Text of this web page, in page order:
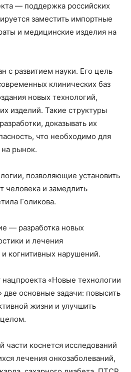
— поддержка российских
заместить импортные
и медицинские изделия на
с развитием науки. Его цель
клинических баз
новых технологий,
изделий. Такие структуры
доказывать их
что необходимо для
рынок.
позволяющие установить
человека и замедлить
Голикова.
— разработка новых
и лечения
когнитивных нарушений.
«Новые технологии
две основные задачи: повысить
жизни и улучшить
коснется исследований
лечения онкозаболеваний,